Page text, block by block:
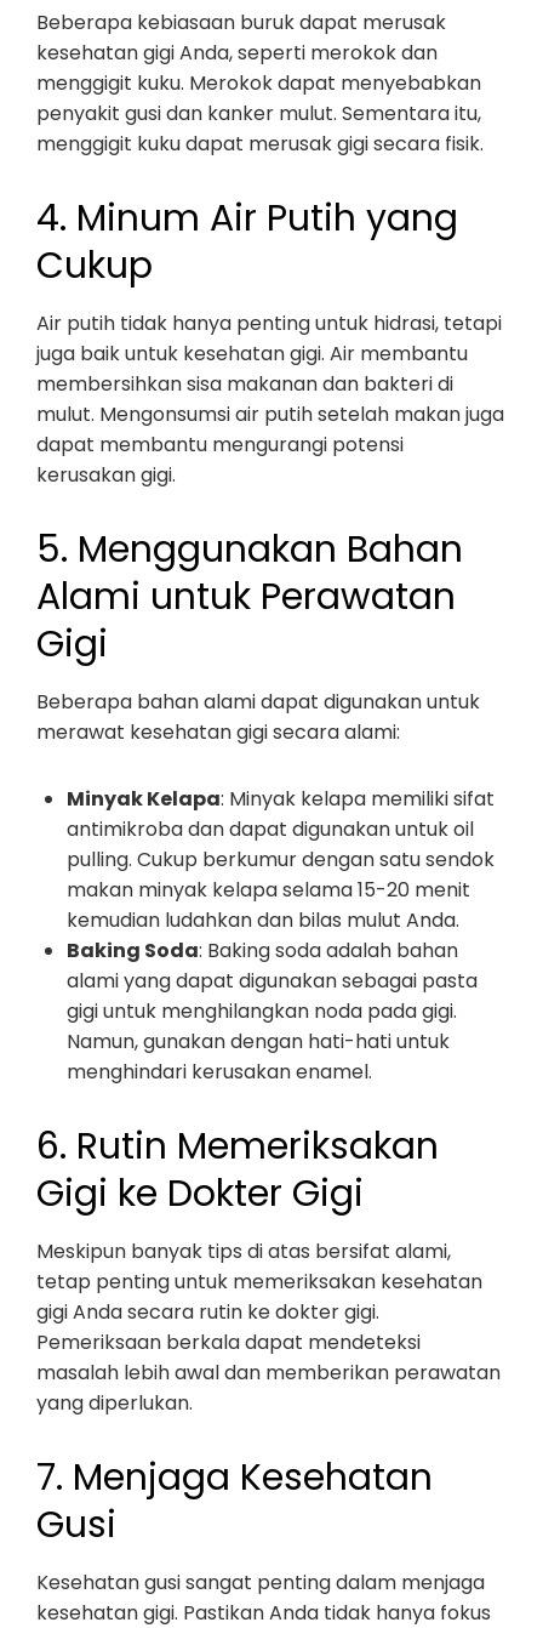
Beberapa kebiasaan buruk dapat merusak
kesehatan gigi Anda, seperti merokok dan
menggigit kuku. Merokok dapat menyebabkan
penyakit gusi dan kanker mulut. Sementara itu,
menggigit kuku dapat merusak gigi secara fisik.
4. Minum Air Putih yang
Cukup
Air putih tidak hanya penting untuk hidrasi, tetapi
juga baik untuk kesehatan gigi. Air membantu
membersihkan sisa makanan dan bakteri di
mulut. Mengonsumsi air putih setelah makan juga
dapat membantu mengurangi potensi
kerusakan gigi.
5. Menggunakan Bahan
Alami untuk Perawatan
Gigi
Beberapa bahan alami dapat digunakan untuk
merawat kesehatan gigi secara alami:
Minyak Kelapa: Minyak kelapa memiliki sifat
antimikroba dan dapat digunakan untuk oil
pulling. Cukup berkumur dengan satu sendok
makan minyak kelapa selama 15-20 menit
kemudian ludahkan dan bilas mulut Anda.
Baking Soda: Baking soda adalah bahan
alami yang dapat digunakan sebagai pasta
gigi untuk menghilangkan noda pada gigi.
Namun, gunakan dengan hati-hati untuk
menghindari kerusakan enamel.
6. Rutin Memeriksakan
Gigi ke Dokter Gigi
Meskipun banyak tips di atas bersifat alami,
tetap penting untuk memeriksakan kesehatan
gigi Anda secara rutin ke dokter gigi.
Pemeriksaan berkala dapat mendeteksi
masalah lebih awal dan memberikan perawatan
yang diperlukan.
7. Menjaga Kesehatan
Gusi
Kesehatan gusi sangat penting dalam menjaga
kesehatan gigi. Pastikan Anda tidak hanya fokus